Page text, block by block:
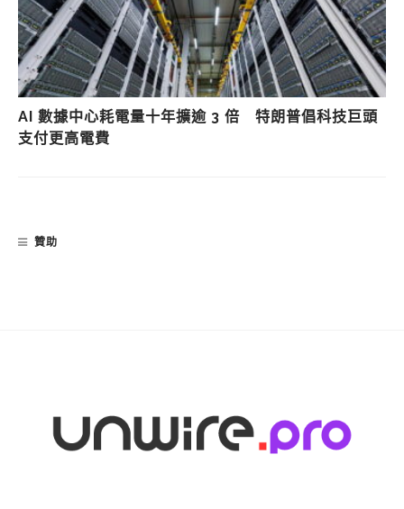
AI 數據中心耗電量十年擴逾 3 倍 特朗普倡科技巨頭
支付更高電費
贊助